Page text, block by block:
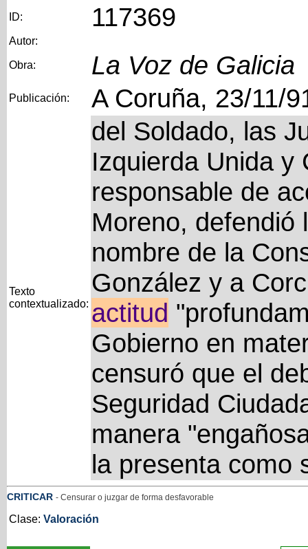
ID: 117369
Autor:
Obra: La Voz de Galicia
Publicación: A Coruña, 23/11/
Texto
contextualizado:
del Soldado, las
Izquierda Unida y
responsable de
Moreno, defendió
nombre de la
González y a
actitud
Gobierno en
censuró que el
Seguridad
manera
la presenta como
CRITICAR - Censurar o juzgar de forma desfavorable
Clase: Valoración